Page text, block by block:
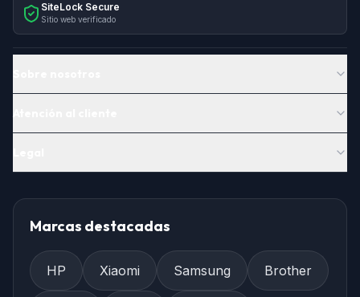
SiteLock Secure
Sitio web verificado
Marcas destacadas
HP Xiaomi Samsung Brother